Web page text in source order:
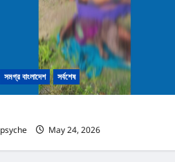
সমগ্র বাংলাদেশ সর্বশেষ
psyche
May 24, 2026